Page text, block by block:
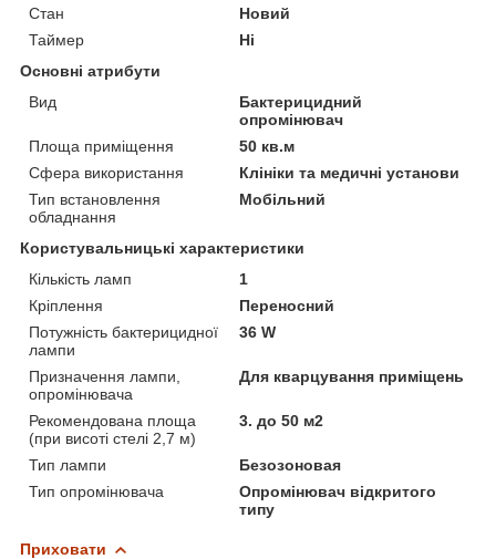
Стан
Новий
Таймер
Ні
Основні атрибути
Вид
Бактерицидний
опромінювач
Площа приміщення
50 кв.м
Сфера використання
Клініки та медичні установи
Тип встановлення
обладнання
Мобільний
Користувальницькі характеристики
Кількість ламп
1
Кріплення
Переносний
Потужність бактерицидної
лампи
36 W
Призначення лампи,
опромінювача
Для кварцування приміщень
Рекомендована площа
(при висоті стелі 2,7 м)
3. до 50 м2
Тип лампи
Безозоновая
Тип опромінювача
Опромінювач відкритого
типу
Приховати